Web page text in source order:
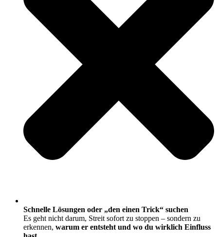
Schnelle Lösungen oder „den einen Trick“ suchen
Es geht nicht darum, Streit sofort zu stoppen – sondern zu
erkennen, warum er entsteht und wo du wirklich Einfluss